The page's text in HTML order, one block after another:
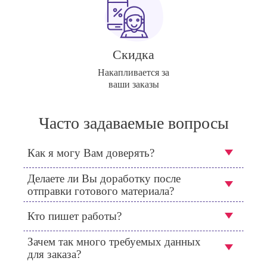
Скидка
Накапливается за
ваши заказы
Часто задаваемые вопросы
Как я могу Вам доверять?
Делаете ли Вы доработку после
отправки готового материала?
Кто пишет работы?
Зачем так много требуемых данных
для заказа?